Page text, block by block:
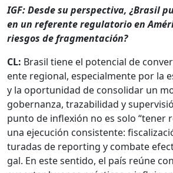
IGF: Des­de su per­spec­ti­va, ¿Brasil
en un ref­er­ente reg­u­la­to­rio en
ries­gos de frag­mentación?
CL: Brasil tiene el poten­cial de
ente region­al, espe­cial­mente por la
y la opor­tu­nidad de con­sol­i­dar un
gob­er­nan­za, traz­abil­i­dad y
pun­to de inflex­ión no es solo “ten­er
una eje­cu­ción con­sis­tente:
turadas de report­ing y com­bate
gal. En este sen­ti­do, el país reúne